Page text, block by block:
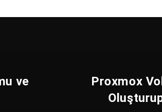
ve
Proxmox